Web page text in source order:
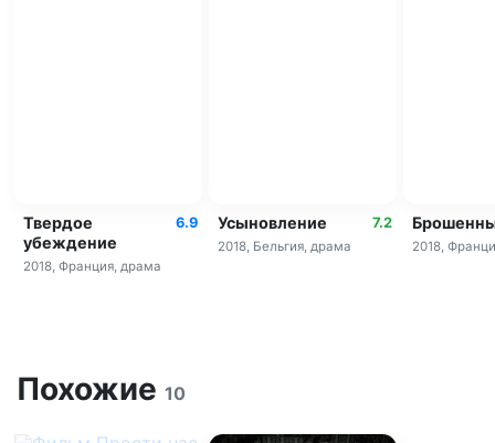
6.9
Твердое
убеждение
2018, Франция, драма
7.2
Усыновление
2018, Бельгия, драма 2018,
Похожие 10